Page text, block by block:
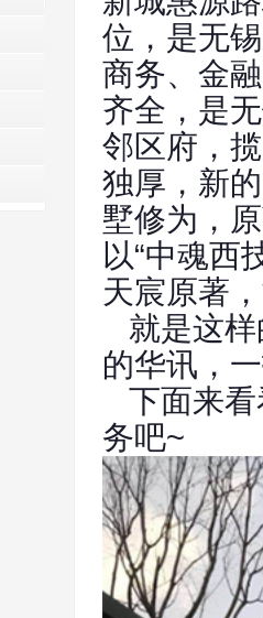
位，是无
商务、金
齐全，是
邻区府，
独厚，新
墅修为，
以“中魂西
天宸原著
就是这样
的华讯，
下面来看
务吧~